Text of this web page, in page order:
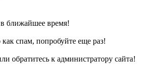
ближайшее время!
спам, попробуйте еще раз!
обратитесь к администратору сайта!